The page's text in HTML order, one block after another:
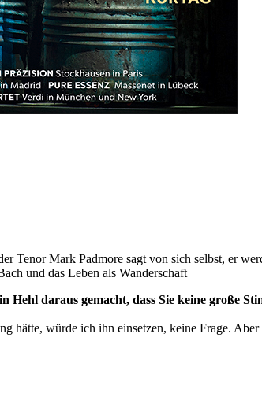
Tenor Mark Padmore sagt von sich selbst, er
und das Leben als Wanderschaft
Hehl daraus gemacht, dass Sie keine große
hätte, würde ich ihn einsetzen, keine Frage.